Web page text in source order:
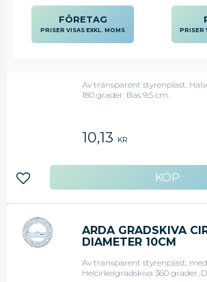
Lägg till i favoriter
Av transparent styrenplast.
180 grader. Bas 9,5 cm.
10,13 KR
Lägg till i favoriter
ARDA GRADSKIVA
DIAMETER 10CM
Av transparent styrenplast,
Helcirkelgradskiva 360 grader.
FÖRETAG
PRISER VISAS EXKL. MOMS PRISER